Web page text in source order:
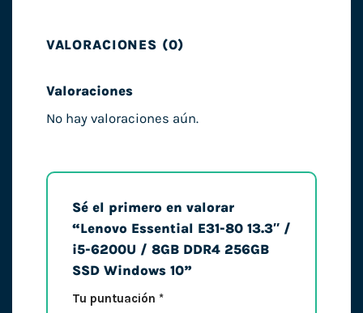
VALORACIONES (0)
Valoraciones
No hay valoraciones aún.
Sé el primero en valorar
“Lenovo Essential E31-80 13.3″ /
i5-6200U / 8GB DDR4 256GB
SSD Windows 10”
Tu puntuación *